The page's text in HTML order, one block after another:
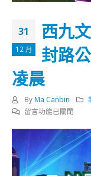
31
12 月
西九
封路
凌晨
By Ma Canbin
在
文
化
区
留言功能已關閉